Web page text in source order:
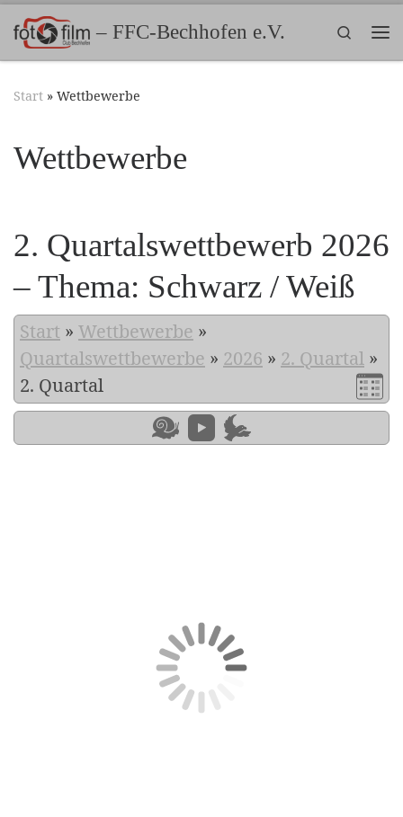
Zum Inhalt springen– FFC-Bechhofen e.V.
Search
Start » Wettbewerbe
Wettbewerbe
2. Quartalswettbewerb 2026
– Thema: Schwarz / Weiß
Start » Wettbewerbe »
Quartalswettbewerbe » 2026 » 2. Quartal »
2. Quartal